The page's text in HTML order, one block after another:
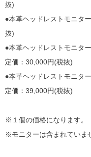
抜)
●本革ヘッドレストモニタ
抜)
●本革ヘッドレストモニタ
定価：30,000円(税抜)
●本革ヘッドレストモニタ
定価：39,000円(税抜)
※１個の価格になります。
※モニターは含まれていま